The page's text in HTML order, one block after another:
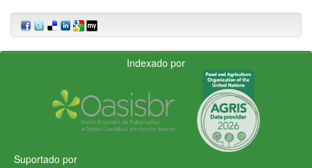
Indexado por
Suportado por